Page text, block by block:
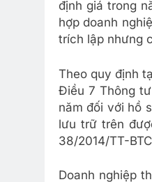
định giá trong
hợp doanh
trích lập nhưng
Theo quy định
Điều 7 Thông
năm đối với hồ
lưu trữ trên
38/2014/TT-
Doanh nghiệp